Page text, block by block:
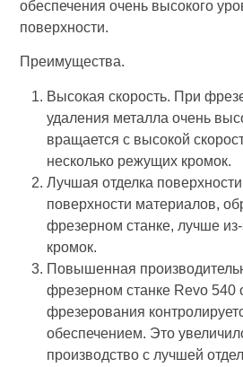
обеспечения очень высокого
поверхности.
Преимущества.
Высокая скорость. При
удаления металла очень
вращается с высокой
несколько режущих кромок.
Лучшая отделка
поверхности материалов,
фрезерном станке, лучше
кромок.
Повышенная
фрезерном станке Revo 540
фрезерования
обеспечением. Это
производство с лучшей